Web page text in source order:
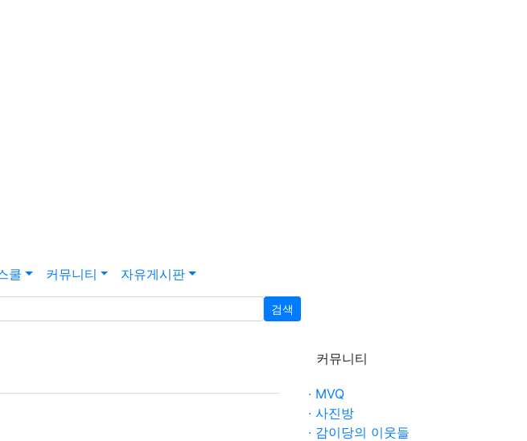
쿨 커뮤니티 자유게시판
검색
커뮤니티
· MVQ
· 사진방
· 감이당의 이웃들